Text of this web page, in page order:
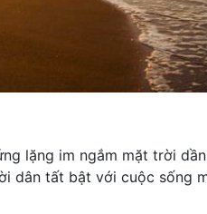
lặng im ngắm mặt trời
dân tất bật với cuộc sống